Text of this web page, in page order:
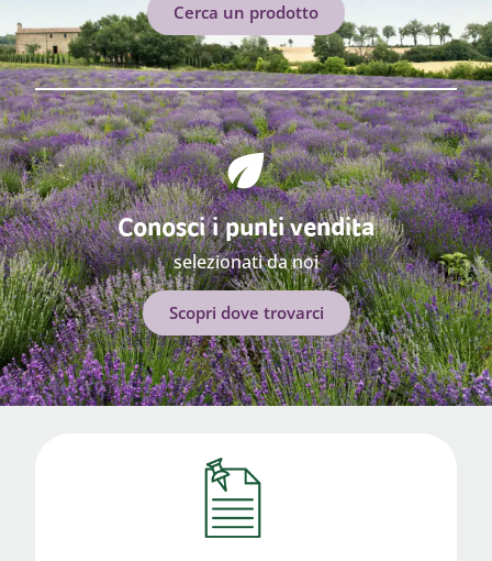
Cerca un prodotto
Conosci i punti vendita
selezionati da noi
Scopri dove trovarci